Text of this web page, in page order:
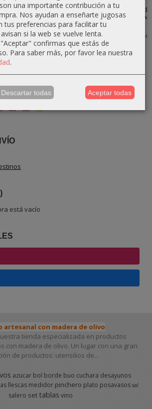
está vacío
Mortero de
de olivo
Borde...
€56,00 €
Mortero Liso de
Madera de olivo
con...
36,90 €41,00 €
Mortero Liso de
Madera de olivo
40,00 €
artesanal con madera de olivo
tienda especializada en productos
con madera de olivo. Un lugar con una gran
de productos: utensilios de...
azucar bol borde buo cuchara desayunos
llescas medidor pinchero plato posavasos sal
salero set tablas vino
una importante contribución a tu
Nos ayudan a enseñarte jugosas
tus preferencias para facilitar tu
si la web se vuelve lenta.
confirmas que estás de
Para saber más, por favor lea nuestra
.
Descartar todas Aceptar todas